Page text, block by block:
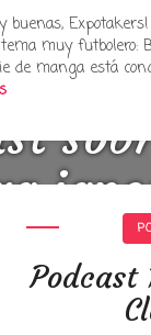
buenas,
muy futbolero:
de manga está
Podcast